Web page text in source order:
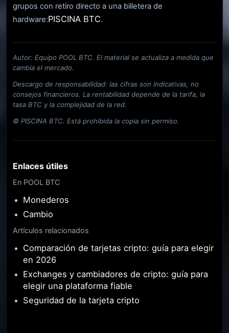
grupos con retiro directo a una billetera de
hardware:PISCINA BTC.
Autor: Equipo POOL BTC. El material se actualiza a medida que
cambia el mercado.
Descargo de responsabilidad: las cifras son indicativas, no
consejos financieros. La rentabilidad depende de la tarifa, la
tasa BTC y la complejidad de la red.
© PISCINA BTC. Está prohibida la copia sin permiso.
Enlaces útiles
En POOL BTC
Monederos
Cambio
Artículos relacionados
Comparación de tarjetas cripto: guía para elegir
en 2026
Exchanges y cambiadores de cripto: guía para
elegir una plataforma fiable
Seguridad de la tarjeta cripto